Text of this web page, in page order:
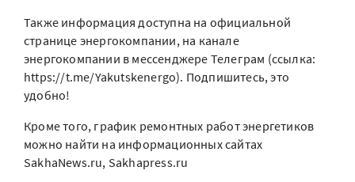
Также информация доступна на официальной
странице энергокомпании, на канале
энергокомпании в мессенджере Телеграм (ссылка:
https://t.me/Yakutskenergo). Подпишитесь, это
удобно!
Кроме того, график ремонтных работ энергетиков
можно найти на информационных сайтах
SakhaNews.ru, Sakhapress.ru